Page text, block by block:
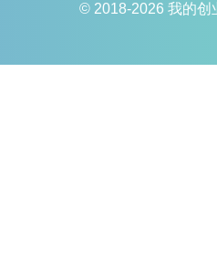
© 2018-2026 我的创